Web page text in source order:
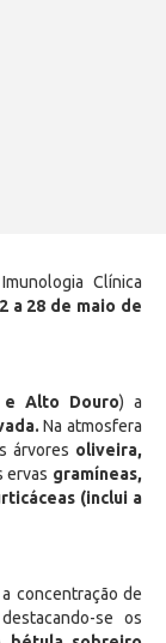
Clínica
a 28 de maio de
e Alto Douro) a
Na atmosfera
árvores oliveira,
ervas gramíneas,
(inclui a
a concentração de
se os